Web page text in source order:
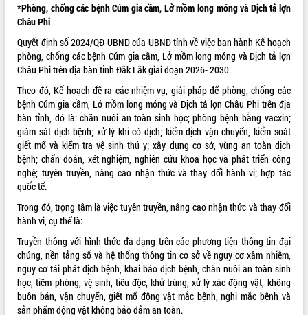
*Phòng, chống các bệnh Cúm gia cầm, Lở mồm long móng và Dịch tả lợn
Châu Phi
Quyết định số 2024/QĐ-UBND của UBND tỉnh về việc ban hành Kế hoạch
phòng, chống các bệnh Cúm gia cầm, Lở mồm long móng và Dịch tả lợn
Châu Phi trên địa bàn tỉnh Đắk Lắk giai đoạn 2026- 2030.
Theo đó, Kế hoạch đề ra các nhiệm vụ, giải pháp để phòng, chống các
bệnh Cúm gia cầm, Lở mồm long móng và Dịch tả lợn Châu Phi trên địa
bàn tỉnh, đó là: chăn nuôi an toàn sinh học; phòng bệnh bằng vacxin;
giám sát dịch bệnh; xử lý khi có dịch; kiểm dịch vận chuyển, kiểm soát
giết mổ và kiểm tra vệ sinh thú y; xây dựng cơ sở, vùng an toàn dịch
bệnh; chẩn đoán, xét nghiệm, nghiên cứu khoa học và phát triển công
nghệ; tuyên truyền, nâng cao nhận thức và thay đổi hành vi; hợp tác
quốc tế.
Trong đó, trọng tâm là việc tuyên truyền, nâng cao nhận thức và thay đổi
hành vi, cụ thể là:
Truyền thông với hình thức đa dạng trên các phương tiện thông tin đại
chúng, nền tảng số và hệ thống thông tin cơ sở về nguy cơ xâm nhiễm,
nguy cơ tái phát dịch bệnh, khai báo dịch bệnh, chăn nuôi an toàn sinh
học, tiêm phòng, vệ sinh, tiêu độc, khử trùng, xử lý xác động vật, không
buôn bán, vận chuyển, giết mổ động vật mắc bệnh, nghi mắc bệnh và
sản phẩm động vật không bảo đảm an toàn.